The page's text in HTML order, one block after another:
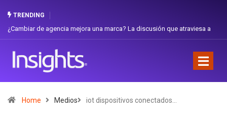
TRENDING
mejora una marca? La discusión que atraviesa a
Gabriela Herrera
Home Medios iot dispositivos conectados…